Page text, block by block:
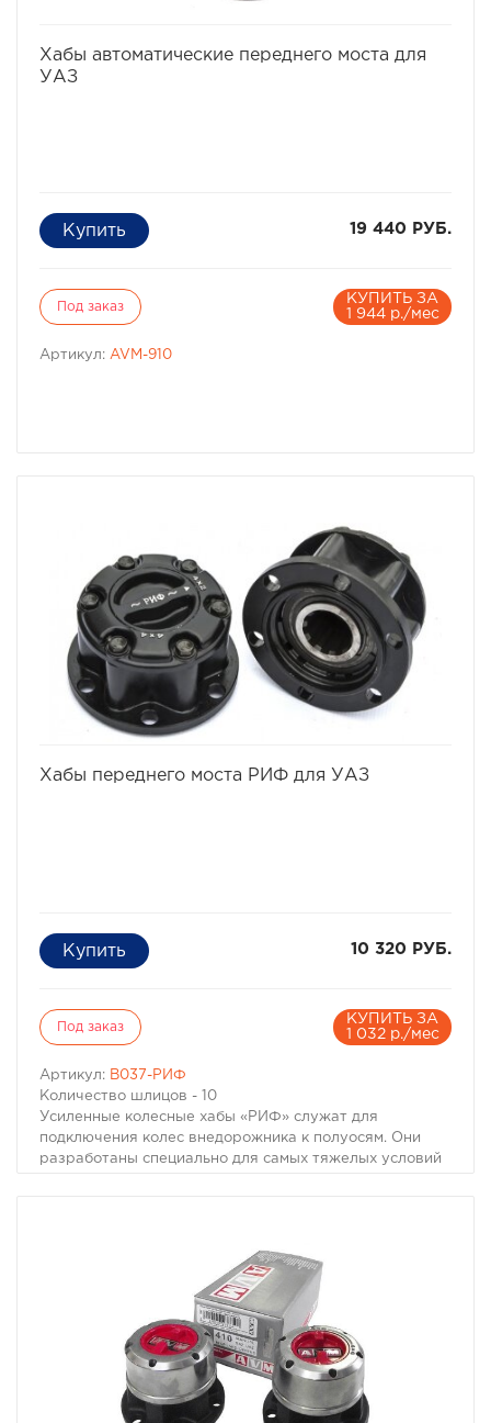
Хабы автоматические переднего моста для
УАЗ
19 440 РУБ.
Под заказ
КУПИТЬ ЗА
1 944 р./мес
Артикул: AVM-910
Хабы переднего моста РИФ для УАЗ
10 320 РУБ.
Под заказ
КУПИТЬ ЗА
1 032 р./мес
Артикул: B037-РИФ
Количество шлицов - 10
Усиленные колесные хабы «РИФ» служат для
подключения колес внедорожника к полуосям. Они
разработаны специально для самых тяжелых условий
диаметром колес. Герметичны. Хорошо включаются
при минусовых температурах.
Количество шлицов - 10